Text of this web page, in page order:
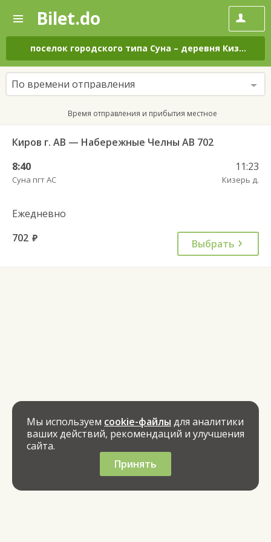
—
Поиск
и
покупка
билетов
на
автобус
онлайн
Bilet.do
поселок городского типа Суна – деревня Кизерь
По времени отправления
Время отправления и прибытия местное
Киров г. АВ — Набережные Челны АВ 702
8:40
Суна пгт АС
11:23
Кизерь д.
Ежедневно
702 руб. Выбрать
Мы используем cookie-файлы для аналитики
ваших действий, рекомендаций и улучшения
сайта.
Принять